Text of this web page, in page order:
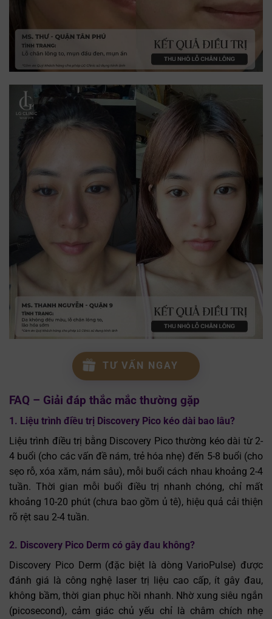
TƯ VẤN NGAY
FAQ – Giải đáp thắc mắc thường gặp
1. Liệu trình điều trị Discovery Pico kéo dài bao lâu?
Liệu trình điều trị bằng Discovery Pico thường kéo dài từ 2-
4 buổi (cho các vấn đề nám, trẻ hóa nhẹ) đến 5-8 buổi (cho
sẹo rỗ, xóa xăm, nám sâu), mỗi buổi cách nhau khoảng 2-4
tuần. Thời gian mỗi buổi điều trị nhanh chóng, chỉ mất
khoảng 10-20 phút (chưa bao gồm ủ tê), hiệu quả cải thiện
rõ rệt sau 2-4 tuần.
2. Discovery Pico Derm có gây đau không?
Discovery Pico Derm (đặc biệt là dòng VarioPulse) được
đánh giá là công nghệ laser trị liệu cao cấp, ít gây đau,
không bầm, thời gian phục hồi nhanh. Nhờ xung siêu ngắn
(picosecond), cảm giác chủ yếu chỉ là châm chích nhẹ